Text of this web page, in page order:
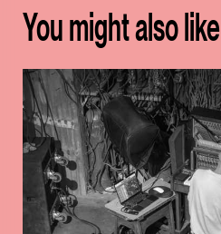
You might also like